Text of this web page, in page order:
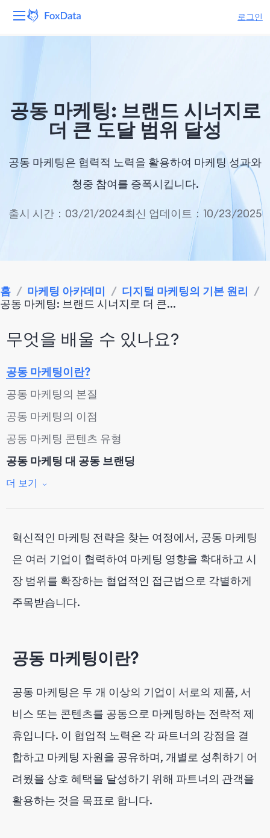
로그인
솔루션
회사
공동 마케팅: 브랜드 시너지로
더 큰 도달 범위 달성
공동 마케팅은 협력적 노력을 활용하여 마케팅 성과와
청중 참여를 증폭시킵니다.
출시 시간：03/21/2024최신 업데이트：10/23/2025
홈 / 마케팅 아카데미 / 디지털 마케팅의 기본 원리 /
공동 마케팅: 브랜드 시너지로 더 큰...
무엇을 배울 수 있나요?
공동 마케팅이란?
공동 마케팅의 본질
공동 마케팅의 이점
공동 마케팅 콘텐츠 유형
공동 마케팅 대 공동 브랜딩
공동 마케팅
더 보기
혁신적인 마케팅 전략을 찾는 여정에서, 공동 마케팅
은 여러 기업이 협력하여 마케팅 영향을 확대하고 시
장 범위를 확장하는 협업적인 접근법으로 각별하게
주목받습니다.
공동 마케팅이란?
공동 마케팅은 두 개 이상의 기업이 서로의 제품, 서
비스 또는 콘텐츠를 공동으로 마케팅하는 전략적 제
휴입니다. 이 협업적 노력은 각 파트너의 강점을 결
합하고 마케팅 자원을 공유하며, 개별로 성취하기 어
려웠을 상호 혜택을 달성하기 위해 파트너의 관객을
활용하는 것을 목표로 합니다.